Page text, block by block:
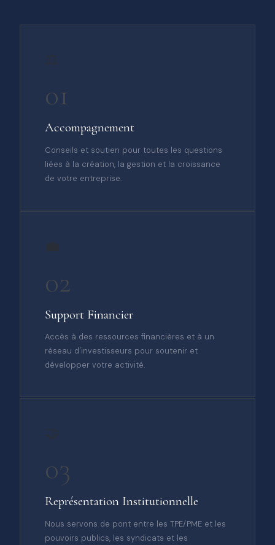
01
Accompagnement
Conseils et soutien pour toutes les questions
liées à la création, la gestion et la croissance
de votre entreprise.
02
Support Financier
Accès à des ressources financières et à un
réseau d'investisseurs pour soutenir et
développer votre activité.
03
Représentation Institutionnelle
Nous servons de pont entre les TPE/PME et les
pouvoirs publics, les syndicats et les